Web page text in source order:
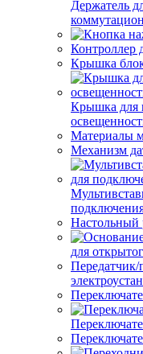
Держатель
Контроллер
Крышка
Крышка для
Материалы
Механизм
Настольный
для
Передатчик/